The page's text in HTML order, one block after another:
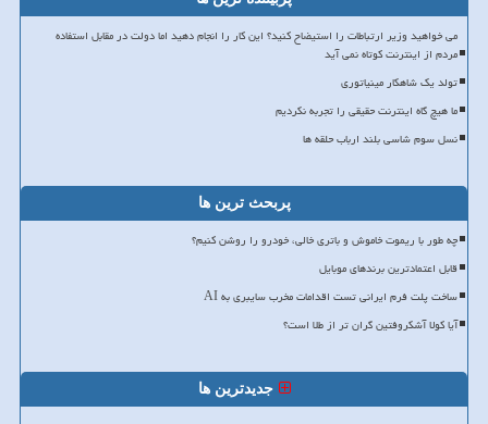
می خواهید وزیر ارتباطات را استیضاح کنید؟ این کار را انجام دهید اما دولت در مقابل استفاده
مردم از اینترنت کوتاه نمی آید
تولد یک شاهکار مینیاتوری
ما هیچ گاه اینترنت حقیقی را تجربه نکردیم
نسل سوم شاسی بلند ارباب حلقه ها
پربحث ترین ها
چه طور با ریموت خاموش و باتری خالی، خودرو را روشن کنیم؟
قابل اعتمادترین برندهای موبایل
ساخت پلت فرم ایرانی تست اقدامات مخرب سایبری به AI
آیا کولا آشکروفتین گران تر از طلا است؟
جدیدترین ها